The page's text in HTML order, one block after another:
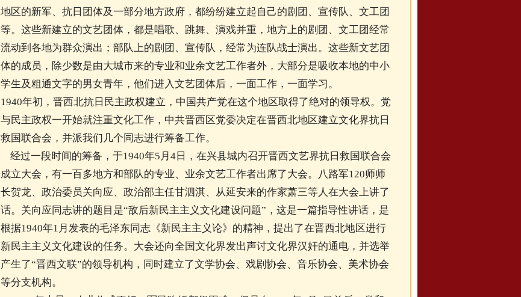
地区的新军、抗日团体及一部分地方政府，都纷纷建立起自己的剧团、宣传队、文工团
等。这些新建立的文艺团体，都是唱歌、跳舞、演戏并重，地方上的剧团、文工团经常
流动到各地为群众演出；部队上的剧团、宣传队，经常为连队战士演出。这些新文艺团
体的成员，除少数是由大城市来的专业和业余文艺工作者外，大部分是吸收本地的中小
学生及粗通文字的男女青年，他们进入文艺团体后，一面工作，一面学习。
1940年初，晋西北抗日民主政权建立，中国共产党在这个地区取得了绝对的领导权。党
与民主政权一开始就注重文化工作，中共晋西区党委决定在晋西北地区建立文化界抗日
救国联合会，并派我们几个同志进行筹备工作。
经过一段时间的筹备，于1940年5月4日，在兴县城内召开晋西文艺界抗日救国联合会
成立大会，有一百多地方和部队的专业、业余文艺工作者出席了大会。八路军120师师
长贺龙、政治委员关向应、政治部主任甘泗淇、从延安来的作家萧三等人在大会上讲了
话。关向应同志讲的题目是“敌后新民主主义文化建设问题”，这是一篇指导性讲话，是
根据1940年1月发表的毛泽东同志《新民主主义论》的精神，提出了在晋西北地区进行
新民主主义文化建设的任务。大会还向全国文化界发出声讨文化界汉奸的通电，并选举
产生了“晋西文联”的领导机构，同时建立了文学协会、戏剧协会、音乐协会、美术协会
等分支机构。